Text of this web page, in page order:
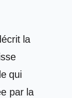
la
qui
par la